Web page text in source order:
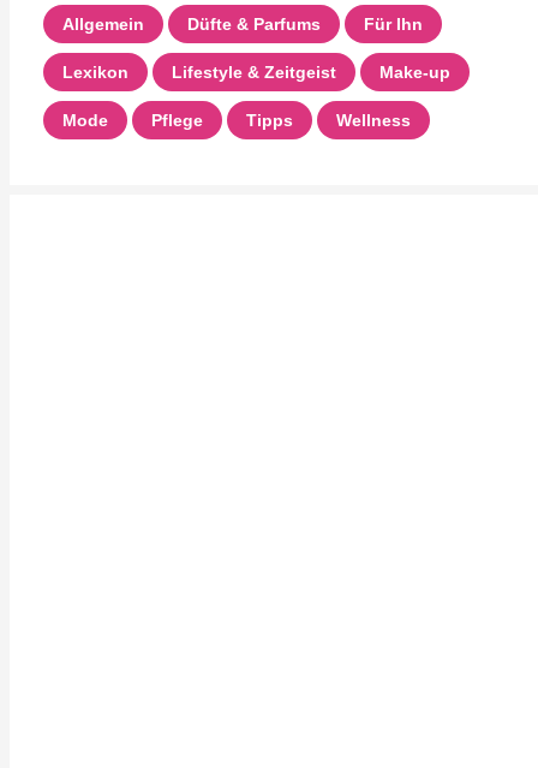
Allgemein Düfte & Parfums Für Ihn
Lexikon Lifestyle & Zeitgeist Make-up
Mode Pflege Tipps Wellness